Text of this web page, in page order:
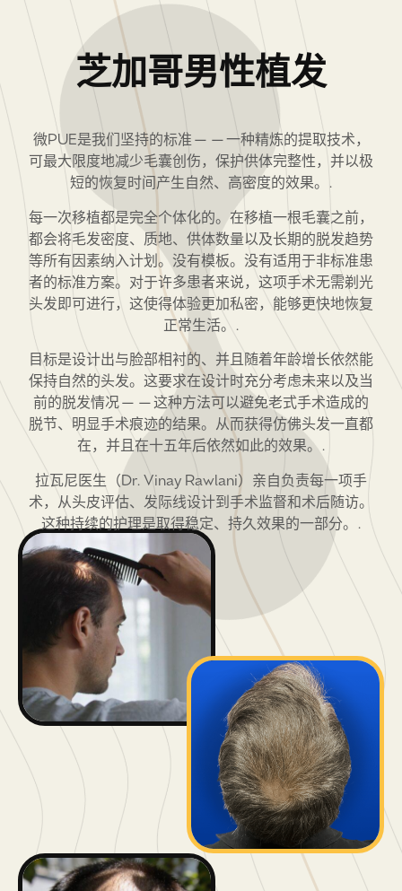
芝加哥男性植发
微PUE是我们坚持的标准——一种精炼的提取技术，
可最大限度地减少毛囊创伤，保护供体完整性，并以极
短的恢复时间产生自然、高密度的效果。.
每一次移植都是完全个体化的。在移植一根毛囊之前，
都会将毛发密度、质地、供体数量以及长期的脱发趋势
等所有因素纳入计划。没有模板。没有适用于非标准患
者的标准方案。对于许多患者来说，这项手术无需剃光
头发即可进行，这使得体验更加私密，能够更快地恢复
正常生活。.
目标是设计出与脸部相衬的、并且随着年龄增长依然能
保持自然的头发。这要求在设计时充分考虑未来以及当
前的脱发情况——这种方法可以避免老式手术造成的
脱节、明显手术痕迹的结果。从而获得仿佛头发一直都
在，并且在十五年后依然如此的效果。.
拉瓦尼医生（Dr. Vinay Rawlani）亲自负责每一项手
术，从头皮评估、发际线设计到手术监督和术后随访。
这种持续的护理是取得稳定、持久效果的一部分。.